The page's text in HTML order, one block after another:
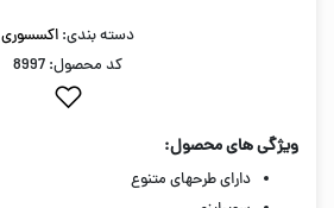
دسته بندی: اکسسوری
کد محصول: 8997
ویژگی های محصول:
دارای طرحهای متنوع